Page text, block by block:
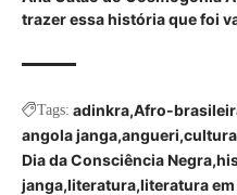
trazer essa história que foi
Tags: adinkra Afro-
angola janga angueri
Dia da Consciência Negra
janga literatura literatura